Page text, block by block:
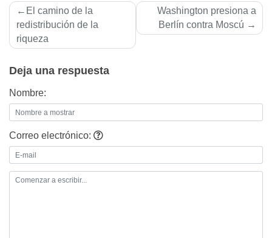
Navegación
de
entradas
El camino de la
redistribución de la
riqueza
Washington presiona a
Berlí­n contra Moscú
Deja una respuesta
Nombre:
Correo electrónico: